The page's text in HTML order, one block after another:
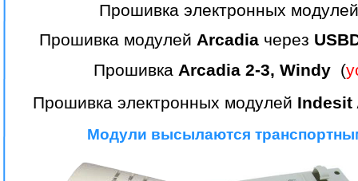
Прошивка электронных
Прошивка модулей Arcadia через
Прошивка электронных модулей Indesit
Модули высылаются
Прошивка Arcadia 2-3, Windy (